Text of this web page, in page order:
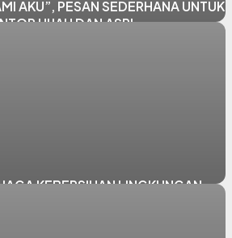
AKU”, PESAN SEDERHANA UNTUK
HIJAU DAN ASRI
KEBERSIHAN LINGKUNGAN